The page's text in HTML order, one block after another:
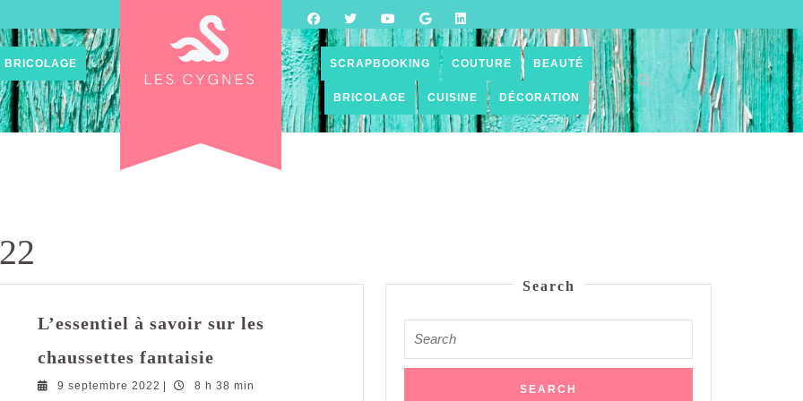
BRICOLAGE SCRAPBOOKING COUTURE BEAUTÉ
BRICOLAGE CUISINE DÉCORATION
L’essentiel à savoir sur les
chaussettes fantaisie
savoir
9 septembre 2022 9
8 h 38 min
Search
for: